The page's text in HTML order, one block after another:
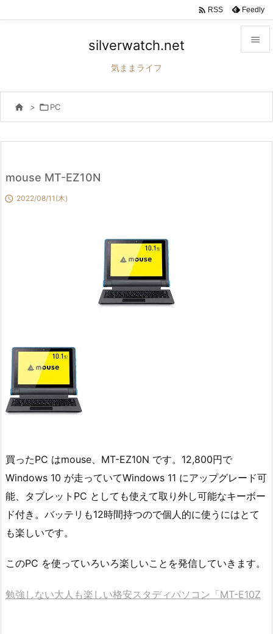


前へ
 RSS Feedly
silverwatch.net
気ままライフ
 > PC
mouse MT-EZ10N
 2022/08/11(木)
買ったPC はmouse、MT-EZ10N です。12,800円で
Windows 10 が走っていてWindows 11 にアップグレード可
能、タブレットPC としても使えて取り外し可能なキーボー
ド付き。バッテリも12時間持つので個人的に使うにはとて
も楽しいです。
このPC を使っていろいろ楽しいことを発信していきます。
勉強しない大人も楽しい格安スタディパソコン「MT-E10Z